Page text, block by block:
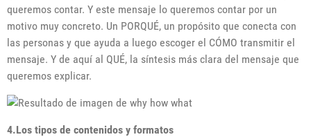
queremos contar. Y este mensaje lo queremos contar por un
motivo muy concreto. Un PORQUÉ, un propósito que conecta con
las personas y que ayuda a luego escoger el CÓMO transmitir el
mensaje. Y de aquí al QUÉ, la síntesis más clara del mensaje que
queremos explicar.
4.Los tipos de contenidos y formatos